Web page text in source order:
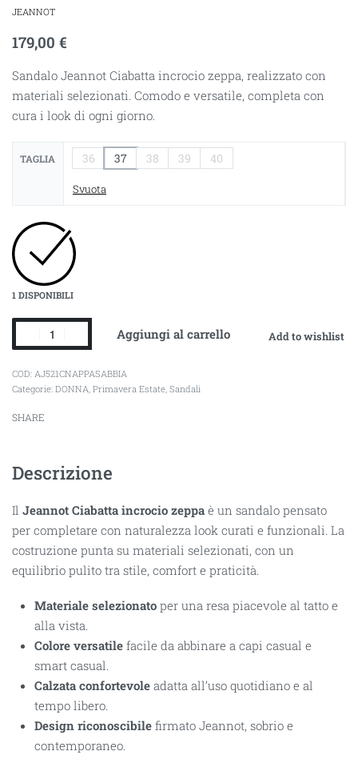
JEANNOT
179,00 €
Sandalo Jeannot Ciabatta incrocio zeppa, realizzato con
materiali selezionati. Comodo e versatile, completa con
cura i look di ogni giorno.
TAGLIA 36 37 38 39 40
Svuota
1 DISPONIBILI
Aggiungi al carrello Add to wishlist
AJ521CNAPPASABBIA
Categorie: DONNA, Primavera Estate, Sandali
SHARE
Descrizione
Il Jeannot Ciabatta incrocio zeppa è un sandalo pensato
per completare con naturalezza look curati e funzionali. La
costruzione punta su materiali selezionati, con un
equilibrio pulito tra stile, comfort e praticità.
Materiale selezionato per una resa piacevole al tatto e
alla vista.
Colore versatile facile da abbinare a capi casual e
smart casual.
Calzata confortevole adatta all’uso quotidiano e al
tempo libero.
Design riconoscibile firmato Jeannot, sobrio e
contemporaneo.